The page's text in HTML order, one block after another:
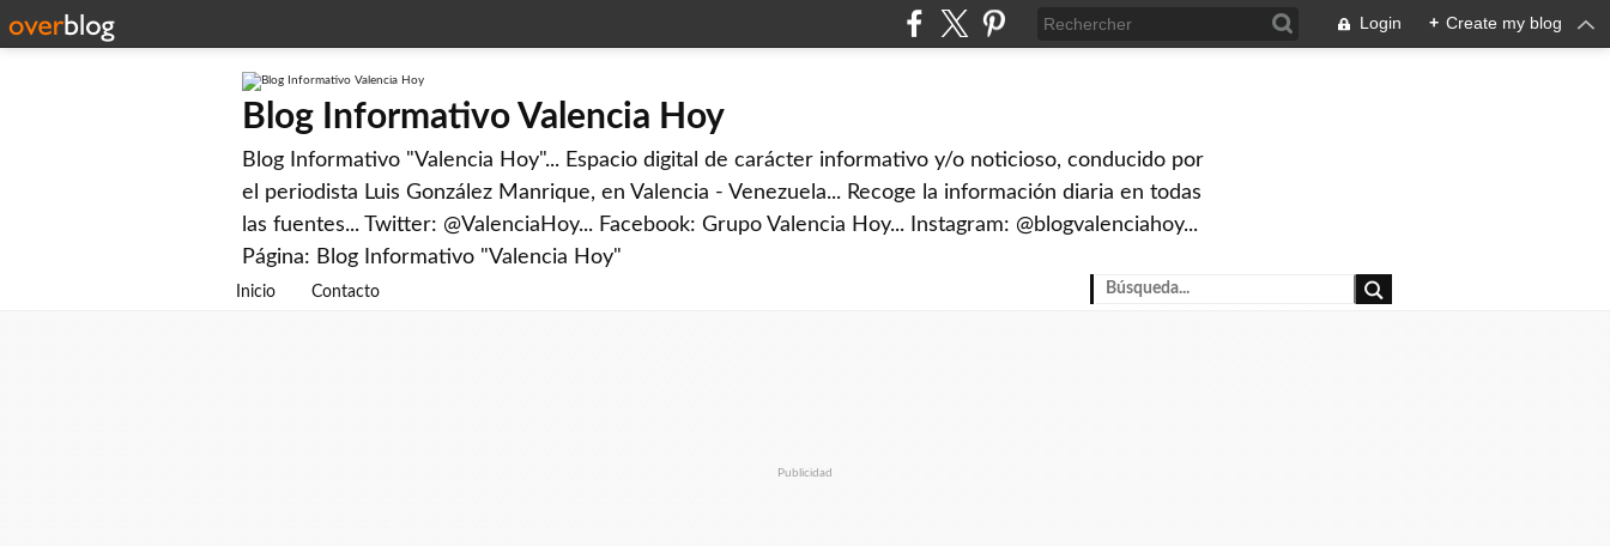
Login + Create my blog
Blog Informativo Valencia Hoy
Blog Informativo "Valencia Hoy"... Espacio digital de carácter informativo y/o noticioso, conducido por
el periodista Luis González Manrique, en Valencia - Venezuela... Recoge la información diaria en todas
las fuentes... Twitter: @ValenciaHoy... Facebook: Grupo Valencia Hoy... Instagram: @blogvalenciahoy...
Página: Blog Informativo "Valencia Hoy"
Inicio Contacto
Publicidad